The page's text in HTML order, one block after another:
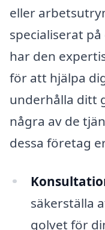
eller
specialiserat
har den
för att hjälpa
underhålla ditt
några av de
dessa företag
säkerställa
golvet för